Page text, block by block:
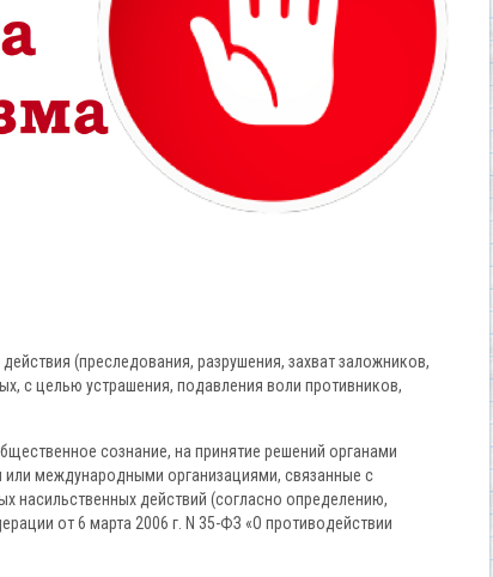
(преследования, разрушения, захват заложников,
с целью устрашения, подавления воли противников,
сознание, на принятие решений органами
или международными организациями, связанные с
насильственных действий (согласно определению,
от 6 марта 2006 г. N 35-ФЗ «О противодействии